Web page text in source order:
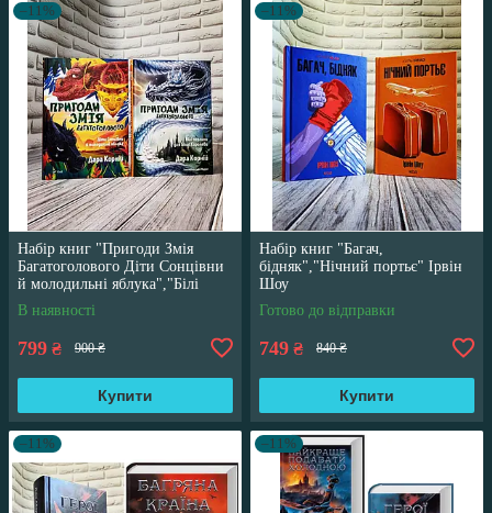
–11%
Набір книг "Пригоди Змія
Багатоголового Діти Сонцівни
й молодильні яблука","Білі
перлини для Білої Королеви"
В наявності
799 ₴ 900 ₴
Купити
–11%
Набір книг "Багач,
бідняк","Нічний портьє" Ірвін
Шоу
Готово до відправки
749 ₴ 840 ₴
Купити
–11% –11%